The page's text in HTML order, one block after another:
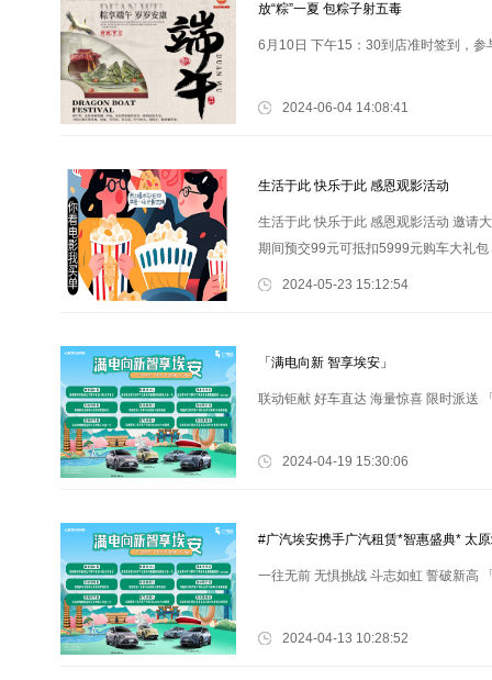
放“粽”一夏 包粽子射五毒
6月10日 下午15：30到店准时签到，参
2024-06-04 14:08:41
生活于此 快乐于此 感恩观影活动
生活于此 快乐于此 感恩观影活动 邀请
期间预交99元可抵扣5999元购车大礼
礼一份 用车无忧礼：活动期间下订购车
2024-05-23 15:12:54
「满电向新 智享埃安」
联动钜献 好车直达 海量惊喜 限时派送
2024-04-19 15:30:06
#广汽埃安携手广汽租赁*智惠盛典* 太
一往无前 无惧挑战 斗志如虹 誓破新高
2024-04-13 10:28:52